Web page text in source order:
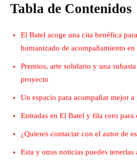
Tabla de Contenidos
El Batel acoge una cita benéfica
humanizado de acompañamiento
Premios, arte solidario y una
proyecto
Un espacio para acompañar mejor
Entradas en El Batel y fila cero para
¿Quieres contactar con el autor de
Esta y otras noticias puedes tenerlas